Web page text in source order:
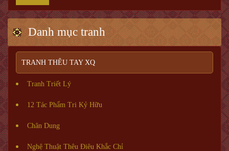
Danh mục tranh
TRANH THÊU TAY XQ
Tranh Triết Lý
12 Tác Phẩm Tri Kỷ Hữu
Chân Dung
Nghệ Thuật Thêu Điêu Khắc Chỉ